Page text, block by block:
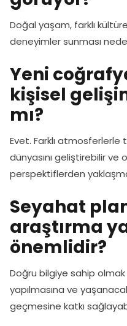
Doğal yaşam, farklı
deneyimler sunması
Yeni
kişisel
mı?
Evet. Farklı atmosferlerle
dünyasını geliştirebilir ve
perspektiflerden
Seyahat
araştırma
önemlidir?
Doğru bilgiye sahip
yapılmasına ve
geçmesine katkı